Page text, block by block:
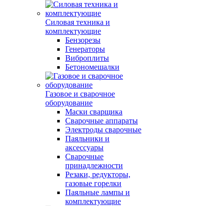
Силовая техника и
комплектующие
Бензорезы
Генераторы
Виброплиты
Бетономешалки
Газовое и сварочное
оборудование
Маски сварщика
Сварочные аппараты
Электроды сварочные
Паяльники и
аксессуары
Сварочные
принадлежности
Резаки, редукторы,
газовые горелки
Паяльные лампы и
комплектующие